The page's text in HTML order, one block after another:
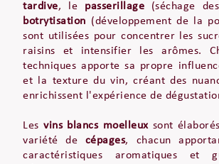
tardive, le passerillage (séchage
botrytisation (développement de la
sont utilisées pour concentrer les
raisins et intensifier les arômes.
techniques apporte sa propre
et la texture du vin, créant des
enrichissent l'expérience de
Lesvins blancs moelleuxsont
variété de cépages, chacun
caractéristiques aromatiques et